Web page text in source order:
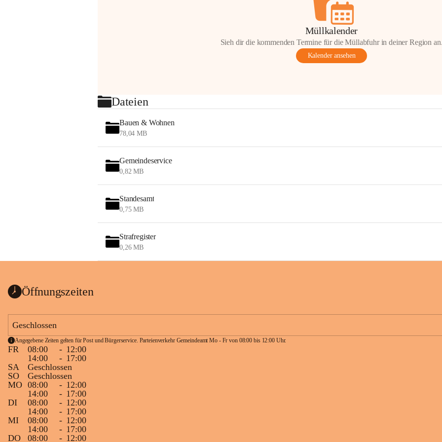
Müllkalender
Sieh dir die kommenden Termine für die Müllabfuhr in deiner Region
Kalender ansehen
Dateien
Bauen & Wohnen
78,04 MB
Gemeindeservice
0,82 MB
Standesamt
0,75 MB
Strafregister
0,26 MB
Öffnungszeiten
Geschlossen
Angegebene Zeiten gelten für Post und Bürgerservice. Parteienverkehr Gemeindeamt Mo - Fr von 08:00 bis 12:00 Uhr.
FR 08:00 - 12:00
14:00
- 17:00
SA
Geschlossen
SO
Geschlossen
MO 08:00 - 12:00
14:00
- 17:00
DI
08:00 - 12:00
14:00
- 17:00
MI
08:00 - 12:00
14:00
- 17:00
DO
08:00 - 12:00